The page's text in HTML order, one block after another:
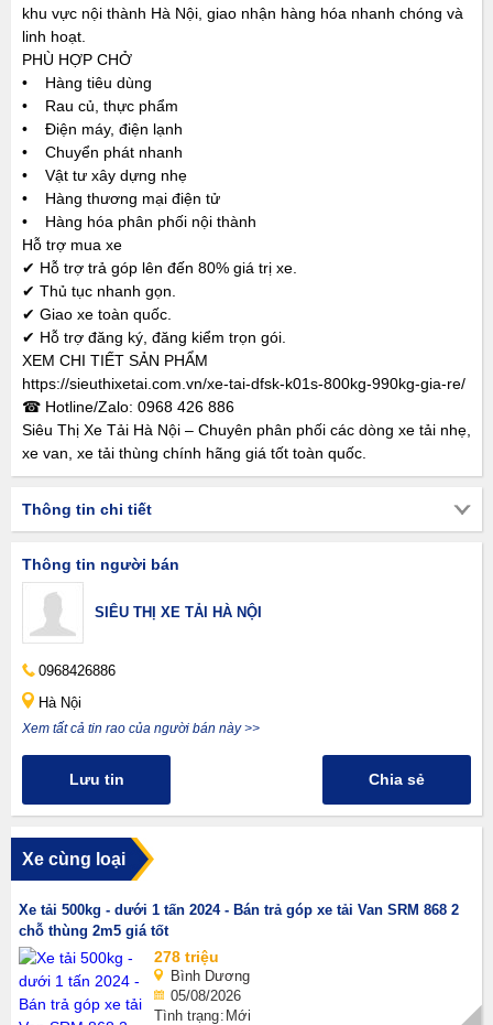
khu vực nội thành Hà Nội, giao nhận hàng hóa nhanh chóng và
linh hoạt.
PHÙ HỢP CHỞ
• Hàng tiêu dùng
• Rau củ, thực phẩm
• Điện máy, điện lạnh
• Chuyển phát nhanh
• Vật tư xây dựng nhẹ
• Hàng thương mại điện tử
• Hàng hóa phân phối nội thành
Hỗ trợ mua xe
✔ Hỗ trợ trả góp lên đến 80% giá trị xe.
✔ Thủ tục nhanh gọn.
✔ Giao xe toàn quốc.
✔ Hỗ trợ đăng ký, đăng kiểm trọn gói.
XEM CHI TIẾT SẢN PHẨM
https://sieuthixetai.com.vn/xe-tai-dfsk-k01s-800kg-990kg-gia-re/
☎ Hotline/Zalo: 0968 426 886
Siêu Thị Xe Tải Hà Nội – Chuyên phân phối các dòng xe tải nhẹ,
xe van, xe tải thùng chính hãng giá tốt toàn quốc.
Thông tin chi tiết
Thông tin người bán
SIÊU THỊ XE TẢI HÀ NỘI
0968426886
Hà Nội
Xem tất cả tin rao của người bán này >>
Lưu tin Chia sẻ
Xe cùng loại
Xe tải 500kg - dưới 1 tấn 2024 - Bán trả góp xe tải Van SRM 868 2
chỗ thùng 2m5 giá tốt
278 triệu
Bình Dương
05/08/2026
Tình trạng Mới